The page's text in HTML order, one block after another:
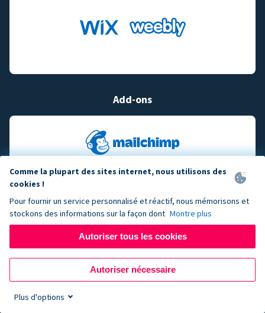
Add-ons
Comme la plupart des sites internet, nous utilisons des
cookies !
Pour fournir un service personnalisé et réactif, nous mémorisons et
stockons des informations sur la façon dont Montre plus
Autoriser tous les cookies
Autoriser nécessaire
Plus d'options